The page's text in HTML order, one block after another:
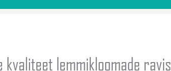
kvaliteet lemmikloomade ravis